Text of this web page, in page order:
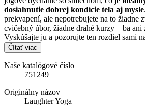
dosiahnutie dobrej kondície tela aj mysle
prekvapení, ale nepotrebujete na to žiadne
cvičebný úbor, žiadne drahé kurzy – ba ani
Vyskúšajte ju a pozorujte ten rozdiel sami
Čítať viac
Naše katalógové číslo
751249
Originálny názov
Laughter Yoga